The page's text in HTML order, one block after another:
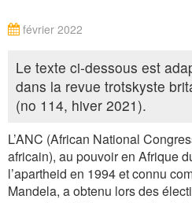
février 2022
Le texte ci-dessous est
dans la revue trotskyste
(no 114, hiver 2021).
L’ANC (African National
africain), au pouvoir en Afrique
l’apartheid en 1994 et connu
Mandela, a obtenu lors des